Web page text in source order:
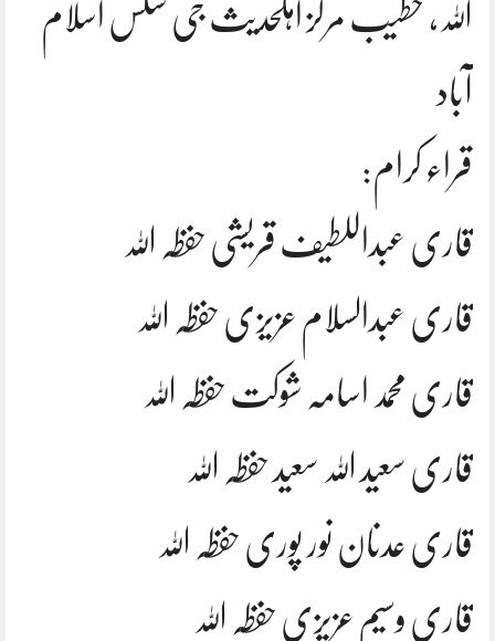
اللہ، خطیب مرکز اہلحدیث جی سکس اسلام
آباد
قراء کرام:
قاری عبداللطیف قریشی حفظہ اللہ
قاری عبدالسلام عزیزی حفظہ اللہ
قاری محمد اسامہ شوکت حفظہ اللہ
قاری سعید اللہ سعید حفظہ اللہ
قاری عدنان نور پوری حفظہ اللہ
قاری وسیم عزیزی حفظہ اللہ